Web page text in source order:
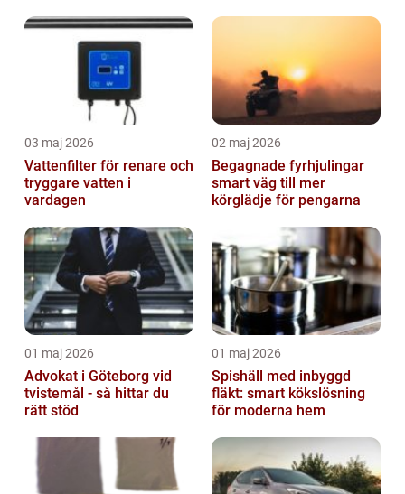
03 maj 2026
Vattenfilter för renare och
tryggare vatten i
vardagen
02 maj 2026
Begagnade fyrhjulingar
smart väg till mer
körglädje för pengarna
01 maj 2026
Advokat i Göteborg vid
tvistemål - så hittar du
rätt stöd
01 maj 2026
Spishäll med inbyggd
fläkt: smart kökslösning
för moderna hem